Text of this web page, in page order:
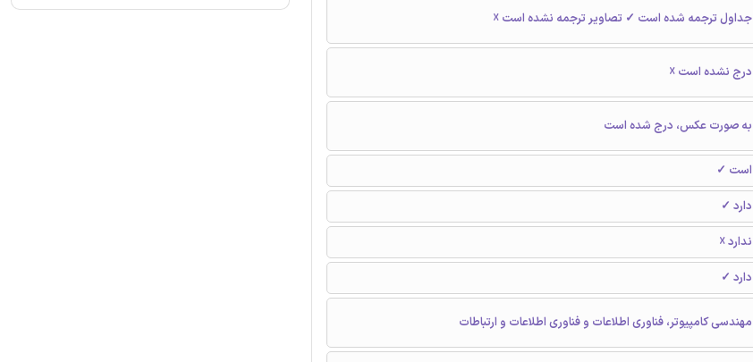
جداول ترجمه شده است ✓ تصاویر ترجمه نشده است ☓
درج نشده است ☓
به صورت عکس، درج شده است
است ✓
دارد ✓
ندارد ☓
دارد ✓
مهندسی کامپیوتر، فناوری اطلاعات و فناوری اطلاعات و ارتباطات